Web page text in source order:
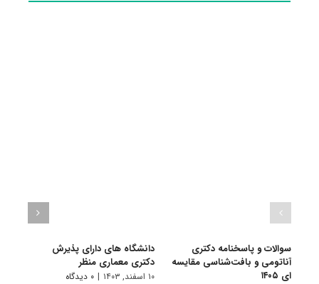
سوالات و پاسخنامه دکتری
آناتومی و بافت‌شناسی مقایسه
ای ۱۴۰۵
دانشگاه های دارای پذیرش
دکتری ﻣﻌﻤﺎری منظر
۱۰ اسفند, ۱۴۰۳ | ۰ دیدگاه